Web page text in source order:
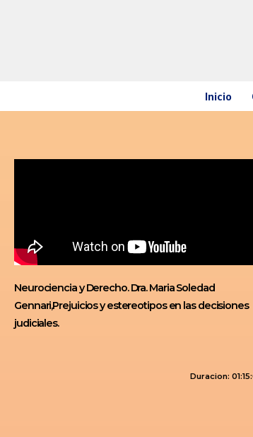
Inicio
Neurociencia y Derecho. Dra. Maria Soledad
Gennari,Prejuicios y estereotipos en las decisiones
judiciales.
Duracion: